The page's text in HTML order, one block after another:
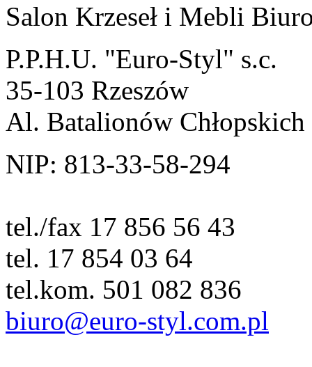
Salon Krzeseł i Mebli
P.P.H.U. "Euro-Styl" s.c.
35-103 Rzeszów
Al. Batalionów
NIP: 813-33-58-294
tel./fax 17 856 56 43
tel. 17 854 03 64
tel.kom. 501 082 836
biuro@euro-styl.com.pl